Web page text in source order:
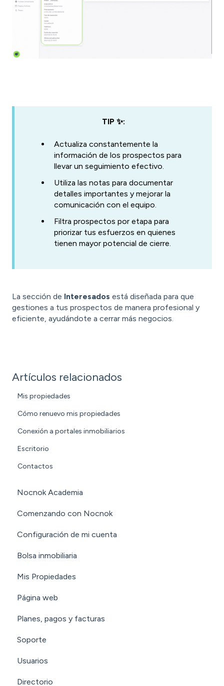
TIP ✨:
Actualiza constantemente la
información de los prospectos para
llevar un seguimiento efectivo.
Utiliza las notas para documentar
detalles importantes y mejorar la
comunicación con el equipo.
Filtra prospectos por etapa para
priorizar tus esfuerzos en quienes
tienen mayor potencial de cierre.
La sección de Interesados está diseñada para que
gestiones a tus prospectos de manera profesional y
eficiente, ayudándote a cerrar más negocios.
Artículos relacionados
Mis propiedades
Cómo renuevo mis propiedades
Conexión a portales inmobiliarios
Escritorio
Contactos
Nocnok Academia
Comenzando con Nocnok
Configuración de mi cuenta
Bolsa inmobiliaria
Mis Propiedades
Página web
Planes, pagos y facturas
Soporte
Usuarios
Directorio